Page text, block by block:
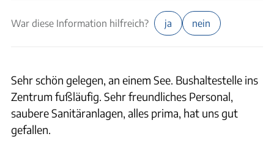
War diese Information hilfreich? ja nein
Sehr schön gelegen, an einem See. Bushaltestelle ins
Zentrum fußläufig. Sehr freundliches Personal,
saubere Sanitäranlagen, alles prima, hat uns gut
gefallen.